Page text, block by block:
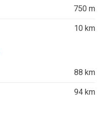
750 m
10 km
88 km
94 km